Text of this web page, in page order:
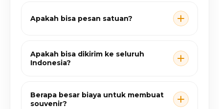
Apakah bisa pesan satuan?
Apakah bisa dikirim ke seluruh
Indonesia?
Berapa besar biaya untuk membuat
souvenir?